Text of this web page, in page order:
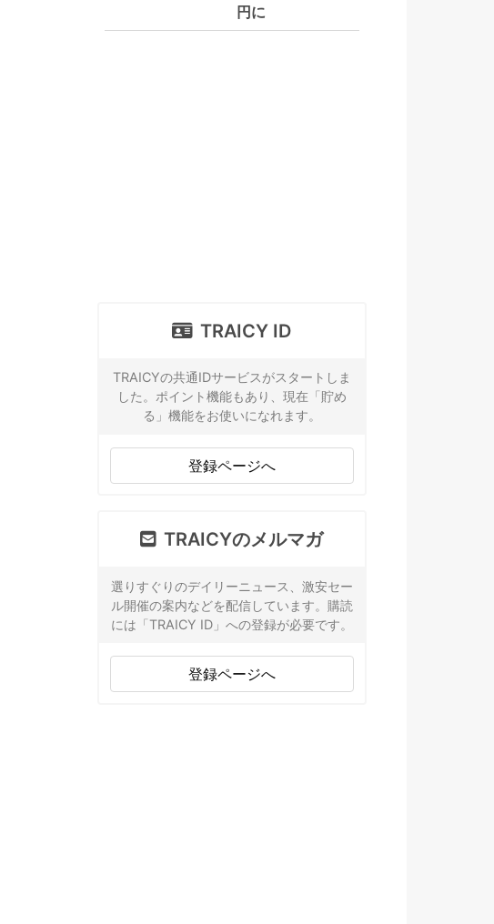
円に
TRAICY ID
TRAICYの共通IDサービスがスタートしま
した。ポイント機能もあり、現在「貯め
る」機能をお使いになれます。
登録ページへ
TRAICYのメルマガ
選りすぐりのデイリーニュース、激安セー
ル開催の案内などを配信しています。購読
には「TRAICY ID」への登録が必要です。
登録ページへ